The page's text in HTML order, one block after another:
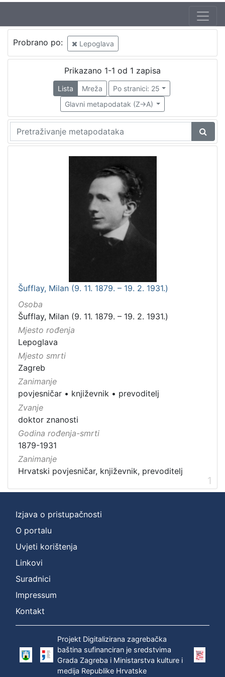
Probrano po: Lepoglava
Prikazano 1-1 od 1 zapisa
Lista Mreža
Po stranici: 25
Glavni metapodatak (Z->A)
Šufflay, Milan (9. 11. 1879. – 19. 2. 1931.)
Osoba
Šufflay, Milan (9. 11. 1879. – 19. 2. 1931.)
Mjesto rođenja
Lepoglava
Mjesto smrti
Zagreb
Zanimanje
povjesničar • književnik • prevoditelj
Zvanje
doktor znanosti
Godina rođenja-smrti
1879-1931
Zanimanje
Hrvatski povjesničar, književnik, prevoditelj
1
Izjava o pristupačnosti
O portalu
Uvjeti korištenja
Linkovi
Suradnici
Impressum
Kontakt
Projekt Digitalizirana zagrebačka
baština sufinanciran je sredstvima
Grada Zagreba i Ministarstva kulture i
medija Republike Hrvatske